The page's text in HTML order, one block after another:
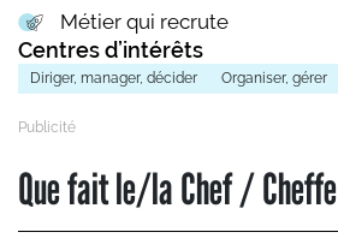
Métier qui recrute
Centres d’intérêts
Diriger, manager, décider Organiser, gérer
Que fait le/la Chef /